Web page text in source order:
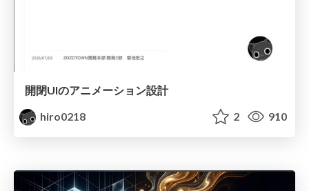
開閉UIのアニメーション設計
hiro0218
2 910